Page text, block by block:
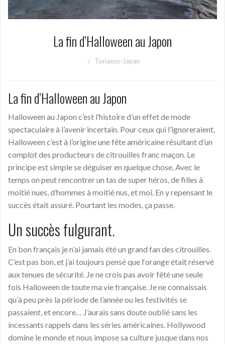
La fin d’Halloween au Japon
Toriaezu-Japan
La fin d’Halloween au Japon
Halloween au Japon c’est l’histoire d’un effet de mode
spectaculaire à l’avenir incertain. Pour ceux qui l’ignoreraient,
Halloween c’està l’origine une fête américainerésultant d’un
complot des producteurs de citrouilles franc maçon. Le
principe est simple se déguiser en quelque chose. Avec le
temps on peut rencontrer un tas de super héros, de filles à
moitiénues, d’hommes à moitiénus, et moi. En y repensant le
succès était assuré . Pourtant les modes, ça passe.
Unsuccèsfulgurant.
En bon français je n’ai jamais été un grand fan des citrouilles.
C’est pas bon, et j’ai toujours penséque l‘orange était réservé
aux tenues de sécurité. Je ne crois pas avoir fêté une seule
fois Halloween de toute ma vie française. Je ne connaissais
qu’à peu près la période de l’année ou les festivités se
passaient , et encore… J’aurais sans doute oublié sans les
incessants rappels dans les séries américaines. Hollywood
domine le monde et nous imposesa culture jusque dans nos